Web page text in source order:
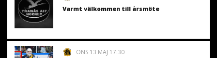
Varmt välkommen till årsmöte
ONS 13 MAJ 17:30